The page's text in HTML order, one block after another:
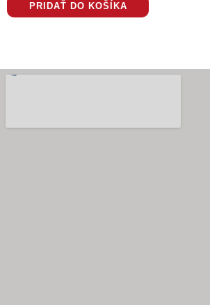
PRIDAŤ DO KOŠÍKA